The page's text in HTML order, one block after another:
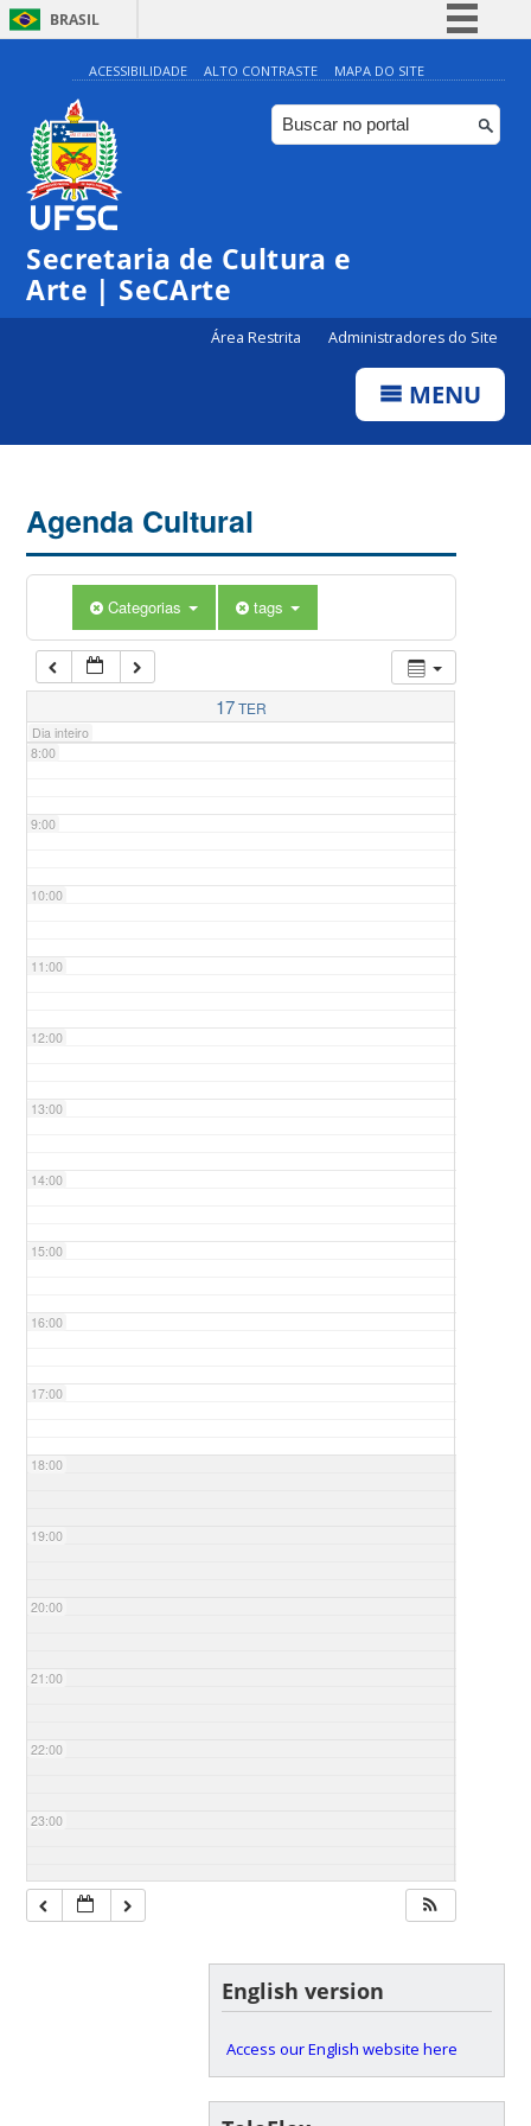
BRASIL
Simplifique!
Comunica BR
Participe
ACESSIBILIDADE ALTO CONTRASTE MAPA DO SITE
Secretaria de Cultura e
Arte | SeCArte
Área Restrita Administradores do Site
MENU
Agenda Cultural
Categorias tags
17TER
Dia inteiro
0:00
1:00
5:00
7:00
8:00
9:00
10:00
11:00
12:00
13:00
14:00
15:00
16:00
17:00
18:00
19:00
20:00
21:00
22:00
23:00
English version
Access our English website here